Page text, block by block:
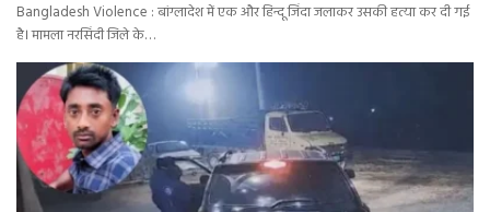
Bangladesh Violence : बांग्लादेश में एक और हिन्दू जिंदा जलाकर उसकी हत्या कर दी गई
है। मामला नरसिंदी जिले के…